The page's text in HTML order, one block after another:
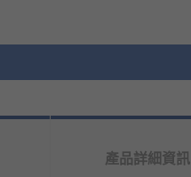
產品詳細資訊